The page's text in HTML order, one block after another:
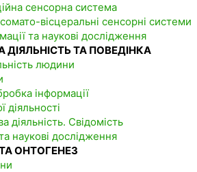
сенсорна система
вісцеральні сенсорні системи
та наукові дослідження
ДІЯЛЬНІСТЬ ТА ПОВЕДІНКА
людини
інформації
діяльності
діяльність. Свідомість
наукові дослідження
ОНТОГЕНЕЗ